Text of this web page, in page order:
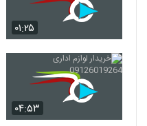
۰۱:۲۵
۰۴:۵۳